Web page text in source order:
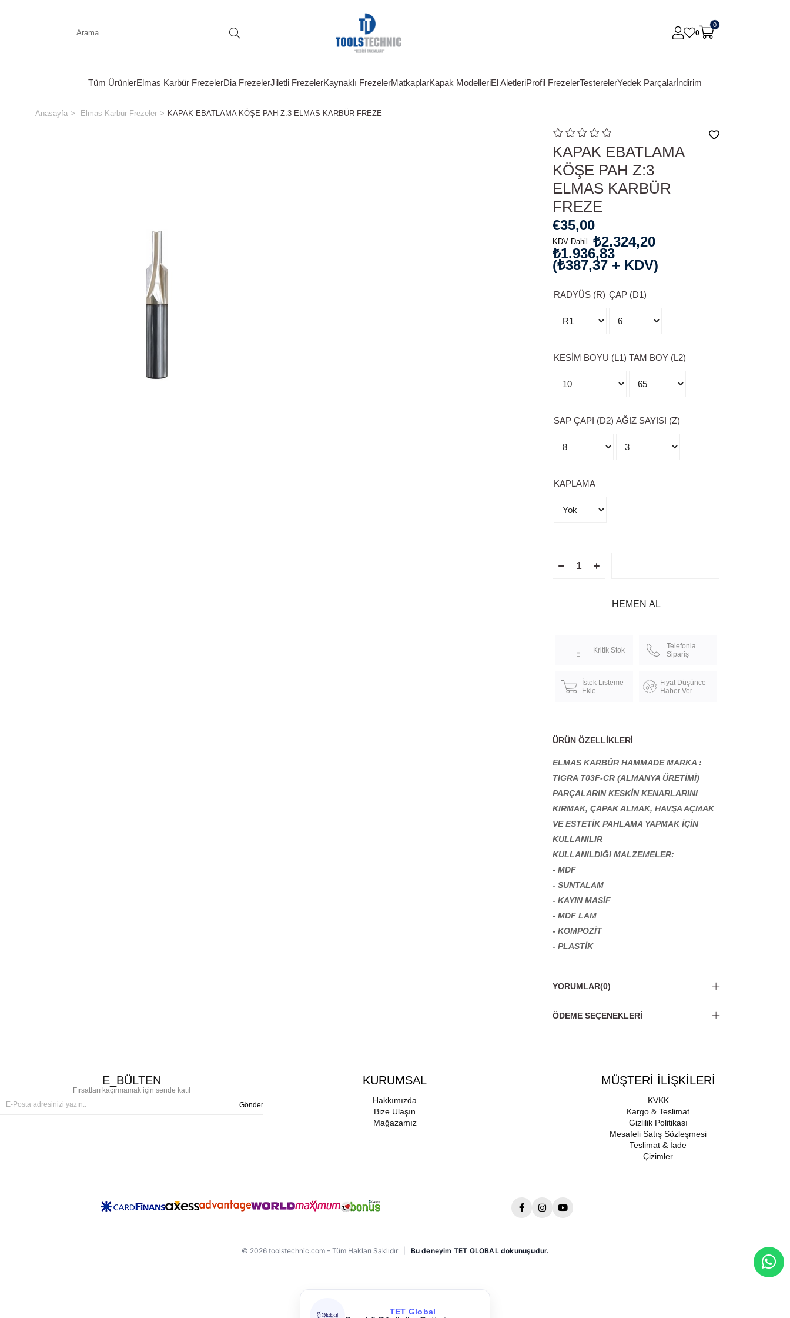
0
0
Tüm ÜrünlerElmas Karbür FrezelerDia FrezelerJiletli FrezelerKaynaklı FrezelerMatkaplarKapak ModelleriEl AletleriProfil FrezelerTesterelerYedek Parçalarİndirim
Anasayfa Elmas Karbür Frezeler KAPAK EBATLAMA KÖŞE PAH Z:3 ELMAS KARBÜR FREZE
KAPAK EBATLAMA
KÖŞE PAH Z:3
ELMAS KARBÜR
FREZE
€35,00
KDV Dahil ₺2.324,20
₺1.936,83
(₺387,37 + KDV)
RADYÜS (R) ÇAP (D1)
KESİM BOYU (L1) TAM BOY (L2)
SAP ÇAPI (D2) AĞIZ SAYISI (Z)
KAPLAMA
Kritik Stok
Telefonla
Sipariş
İstek Listeme
Ekle
Fiyat Düşünce
Haber Ver
ÜRÜN ÖZELLIKLERI
ELMAS KARBÜR HAMMADE MARKA :
TIGRA T03F-CR (ALMANYA ÜRETİMİ)
PARÇALARIN KESKİN KENARLARINI
KIRMAK, ÇAPAK ALMAK, HAVŞA AÇMAK
VE ESTETİK PAHLAMA YAPMAK İÇİN
KULLANILIR
KULLANILDIĞI MALZEMELER:
- MDF
- SUNTALAM
- KAYIN MASİF
- MDF LAM
- KOMPOZİT
- PLASTİK
YORUMLAR(0)
ÖDEME SEÇENEKLERI
E_BÜLTEN
Fırsatları kaçırmamak için sende katıl
Gönder
KURUMSAL
Hakkımızda
Bize Ulaşın
Mağazamız
MÜŞTERİ İLİŞKİLERİ
KVKK
Kargo & Teslimat
Gizlilik Politikası
Mesafeli Satış Sözleşmesi
Teslimat & İade
Çizimler
© 2026 toolstechnic.com – Tüm Hakları Saklıdır Bu deneyim TET GLOBAL dokunuşudur.
TET Global